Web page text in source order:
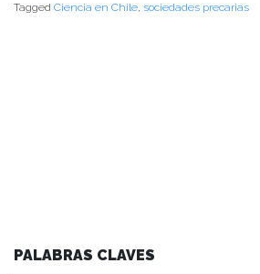
Tagged Ciencia en Chile, sociedades precarias
PALABRAS CLAVES